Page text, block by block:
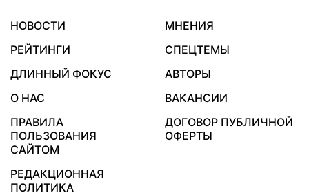
НОВОСТИ
МНЕНИЯ
РЕЙТИНГИ
СПЕЦТЕМЫ
ДЛИННЫЙ ФОКУС
АВТОРЫ
О НАС
ВАКАНСИИ
ПРАВИЛА
ПОЛЬЗОВАНИЯ
САЙТОМ
ДОГОВОР ПУБЛИЧНОЙ
ОФЕРТЫ
РЕДАКЦИОННАЯ
ПОЛИТИКА